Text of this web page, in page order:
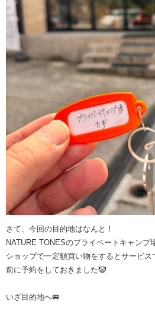
さて、今回の目的地はなんと！
NATURE TONESのプライベートキャンプ
ショップで一定額買い物をするとサービ
前に予約をしておきました🤡
いざ目的地へ🚐